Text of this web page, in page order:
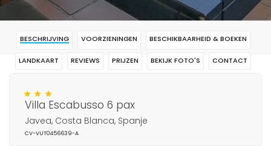
BESCHRIJVING VOORZIENINGEN BESCHIKBAARHEID & BOEKEN
LANDKAART REVIEWS PRIJZEN BEKIJK FOTO'S CONTACT
Villa Escabusso 6 pax
Javea, Costa Blanca, Spanje
CV-VUT0456639-A